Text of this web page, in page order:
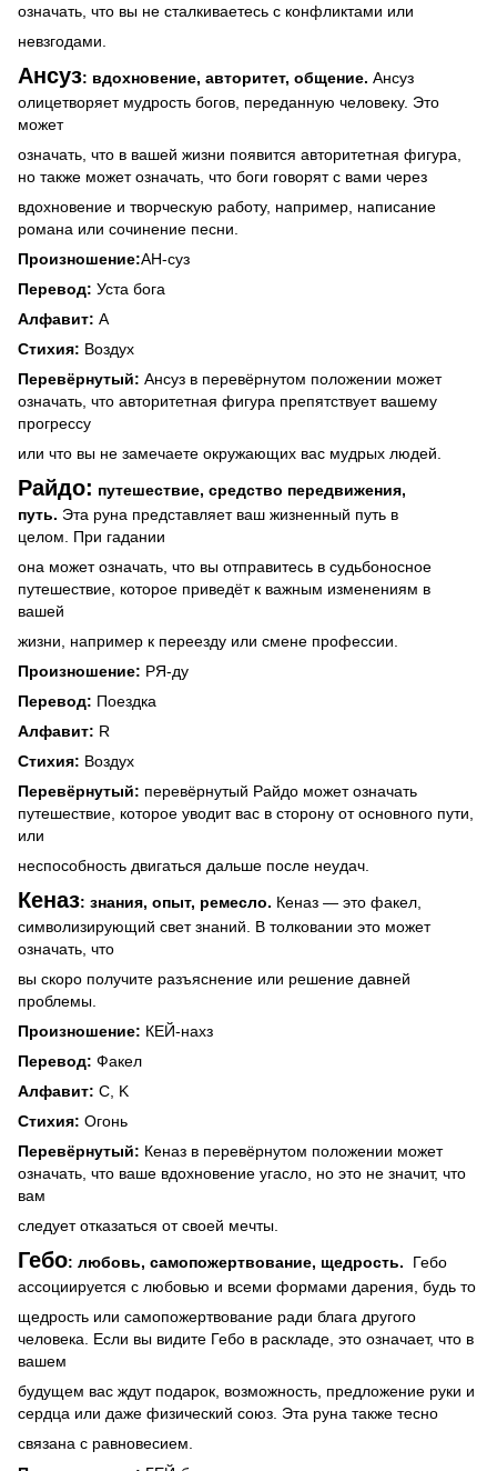
означать, что вы не сталкиваетесь с конфликтами или
невзгодами.
Ансуз: вдохновение, авторитет, общение. Ансуз
олицетворяет мудрость богов, переданную человеку. Это
может
означать, что в вашей жизни появится авторитетная фигура,
но также может означать, что боги говорят с вами через
вдохновение и творческую работу, например, написание
романа или сочинение песни.
Произношение:АН-суз
Перевод: Уста бога
Алфавит: A
Стихия: Воздух
Перевёрнутый: Ансуз в перевёрнутом положении может
означать, что авторитетная фигура препятствует вашему
прогрессу
или что вы не замечаете окружающих вас мудрых людей.
Райдо: путешествие, средство передвижения,
путь. Эта руна представляет ваш жизненный путь в
целом. При гадании
она может означать, что вы отправитесь в судьбоносное
путешествие, которое приведёт к важным изменениям в
вашей
жизни, например к переезду или смене профессии.
Произношение: РЯ-ду
Перевод: Поездка
Алфавит: R
Стихия: Воздух
Перевёрнутый: перевёрнутый Райдо может означать
путешествие, которое уводит вас в сторону от основного пути,
или
неспособность двигаться дальше после неудач.
Кеназ: знания, опыт, ремесло. Кеназ — это факел,
символизирующий свет знаний. В толковании это может
означать, что
вы скоро получите разъяснение или решение давней
проблемы.
Произношение: КЕЙ-нахз
Перевод: Факел
Алфавит: C, K
Стихия: Огонь
Перевёрнутый: Кеназ в перевёрнутом положении может
означать, что ваше вдохновение угасло, но это не значит, что
вам
следует отказаться от своей мечты.
Гебо: любовь, самопожертвование, щедрость. Гебо
ассоциируется с любовью и всеми формами дарения, будь то
щедрость или самопожертвование ради блага другого
человека. Если вы видите Гебо в раскладе, это означает, что в
вашем
будущем вас ждут подарок, возможность, предложение руки и
сердца или даже физический союз. Эта руна также тесно
связана с равновесием.